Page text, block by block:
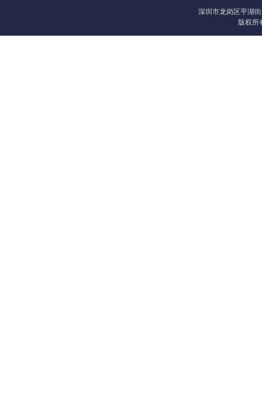
深圳市龙岗区平湖
版权所